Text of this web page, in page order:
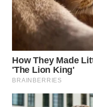
WN
PRIANGAN
TIMUR
SEMARANG
WN
SOLO